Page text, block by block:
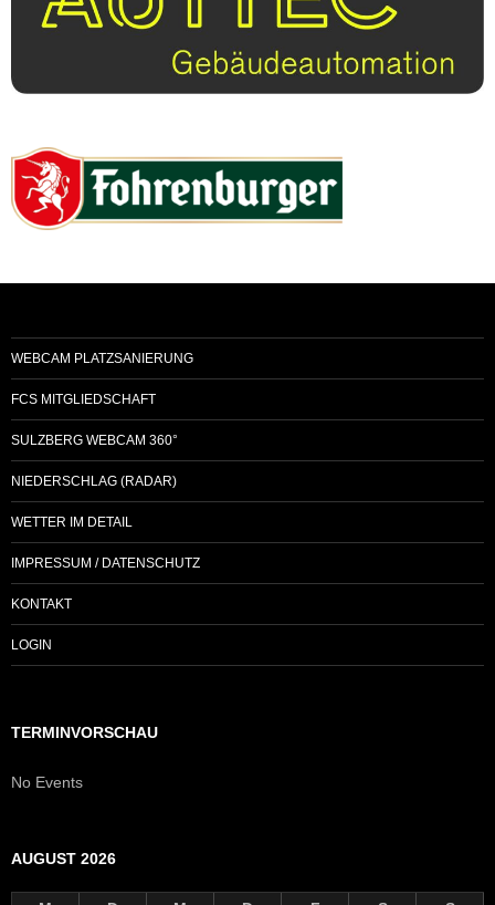
WEBCAM PLATZSANIERUNG
FCS MITGLIEDSCHAFT
SULZBERG WEBCAM 360°
NIEDERSCHLAG (RADAR)
WETTER IM DETAIL
IMPRESSUM / DATENSCHUTZ
KONTAKT
LOGIN
TERMINVORSCHAU
No Events
AUGUST 2026